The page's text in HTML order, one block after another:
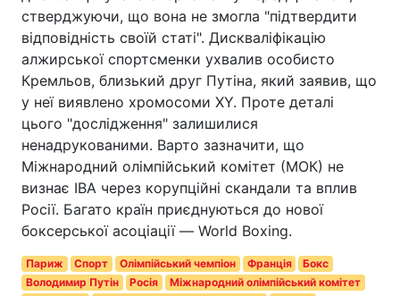
стверджуючи, що вона не змогла "підтвердити
відповідність своїй статі". Дискваліфікацію
алжирської спортсменки ухвалив особисто
Кремльов, близький друг Путіна, який заявив, що
у неї виявлено хромосоми XY. Проте деталі
цього "дослідження" залишилися
ненадрукованими. Варто зазначити, що
Міжнародний олімпійський комітет (МОК) не
визнає IBA через корупційні скандали та вплив
Росії. Багато країн приєднуються до нової
боксерської асоціації — World Boxing.
Париж Спорт Олімпійський чемпіон Франція
Бокс
Володимир Путін
Росія
Міжнародний олімпійський комітет